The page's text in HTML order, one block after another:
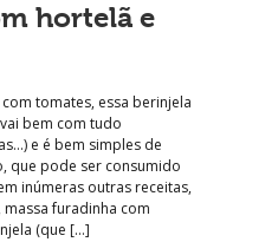
hortelã e
tomates, essa berinjela
bem com tudo
e é bem simples de
que pode ser consumido
inúmeras outras receitas,
furadinha com
(que […]